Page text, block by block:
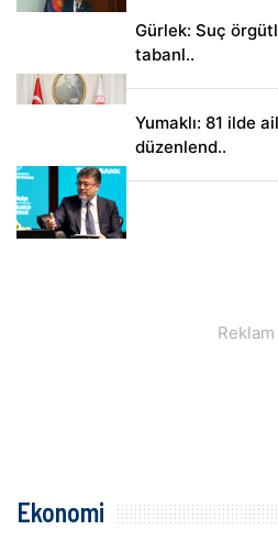
Gürlek: Suç
tabanl..
Yumaklı: 81 ilde
düzenlend..
Ekonomi